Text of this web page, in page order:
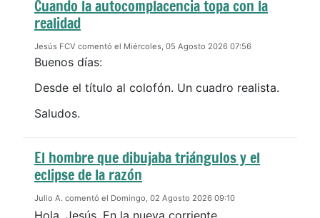
Cuando la autocomplacencia topa con la
realidad
Jesús FCV comentó el Miércoles, 05 Agosto 2026 07:56
Buenos días:
Desde el título al colofón. Un cuadro realista.
Saludos.
El hombre que dibujaba triángulos y el
eclipse de la razón
Julio A. comentó el Domingo, 02 Agosto 2026 09:10